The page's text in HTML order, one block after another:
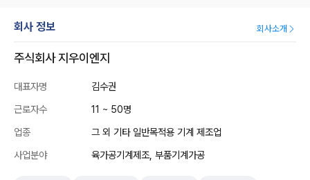
회사 정보 회사소개
주식회사 지우이엔지
대표자명
김수권
근로자수
11 ~ 50명
업종
그 외 기타 일반목적용 기계 제조업
사업분야
육가공기계제조, 부품기계가공